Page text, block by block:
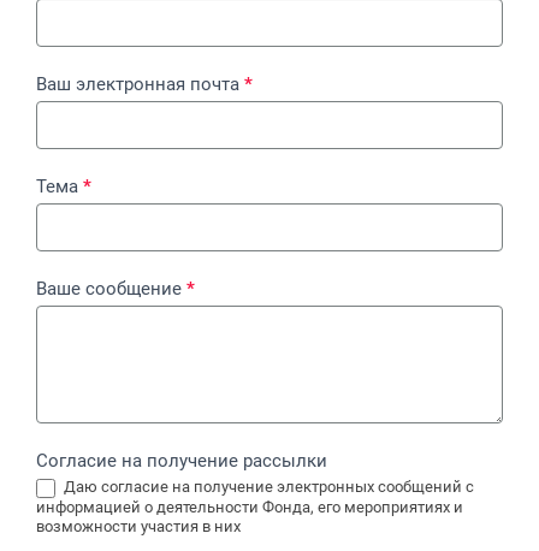
н
а
т
ы
Ваш электронная почта *
Тема *
Ваше сообщение *
Согласие на получение рассылки
Даю согласие на получение электронных сообщений с
информацией о деятельности Фонда, его мероприятиях и
возможности участия в них